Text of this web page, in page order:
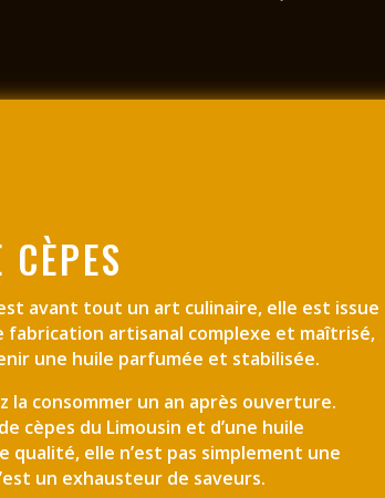
avant tout un art culinaire, elle est issue
fabrication artisanal complexe et maîtrisé,
une huile parfumée et stabilisée.
la consommer un an après ouverture.
cèpes du Limousin et d’une huile
qualité, elle n’est pas simplement une
un exhausteur de saveurs.